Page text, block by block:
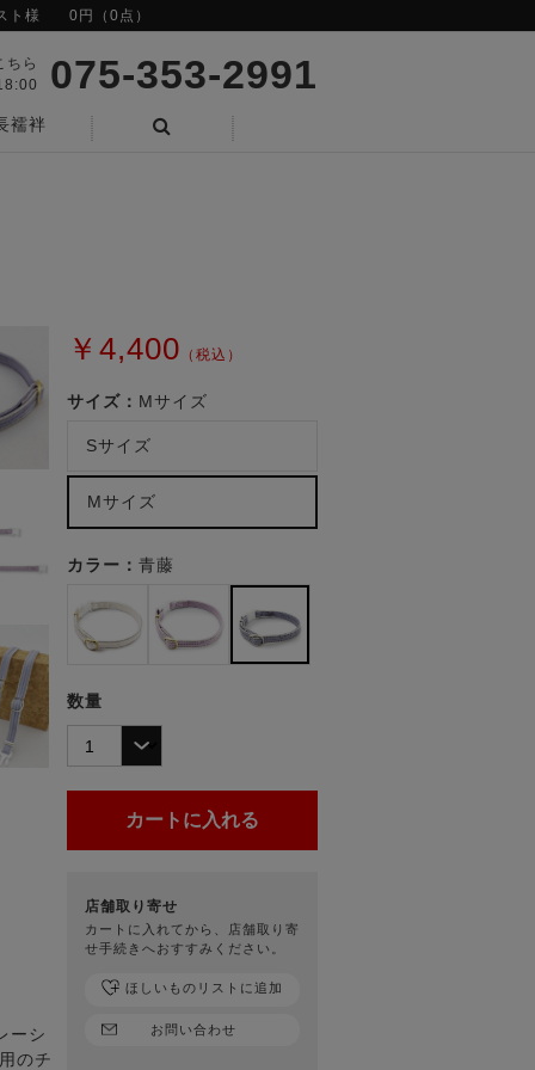
ト様 0円（0点）
ちら
075-353-2991
襦袢
ーシ
のチ
￥4,400 （税込）
サイズ： Mサイズ
Sサイズ
Mサイズ
カラー： 青藤
数量
店舗取り寄せ
カートに入れてから、店舗取り寄
せ手続きへおすすみください。
お問い合わせ
ほしいものリストに追加